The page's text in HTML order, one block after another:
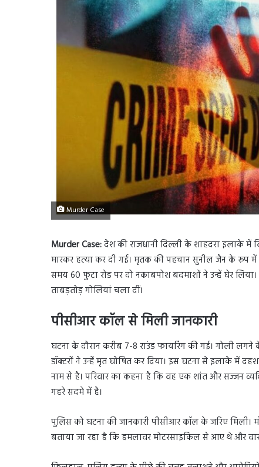
Murder Case
Murder Case:देश की राजधानी दिल्ली के शाहदरा इलाके में
मारकर हत्या कर दी गई। मृतक की पहचान सुनील जैन के रूप में
समय 60 फुटा रोड पर दो नकाबपोश बदमाशों ने उन्हें घेर
ताबड़तोड़ गोलियां चला दीं।
पीसीआर कॉल से मिली जानकारी
घटना के दौरान करीब 7-8 राउंड फायरिंग की गई। गोली
डॉक्टरों ने उन्हें मृत घोषित कर दिया। इस घटना से इलाके में
नाम से है। परिवार का कहना है कि वह एक शांत और सज्जन
गहरे सदमे में है।
पुलिस को घटना की जानकारी पीसीआर कॉल के जरिए मिली।
बताया जा रहा है कि हमलावर मोटरसाइकिल से आए थे और